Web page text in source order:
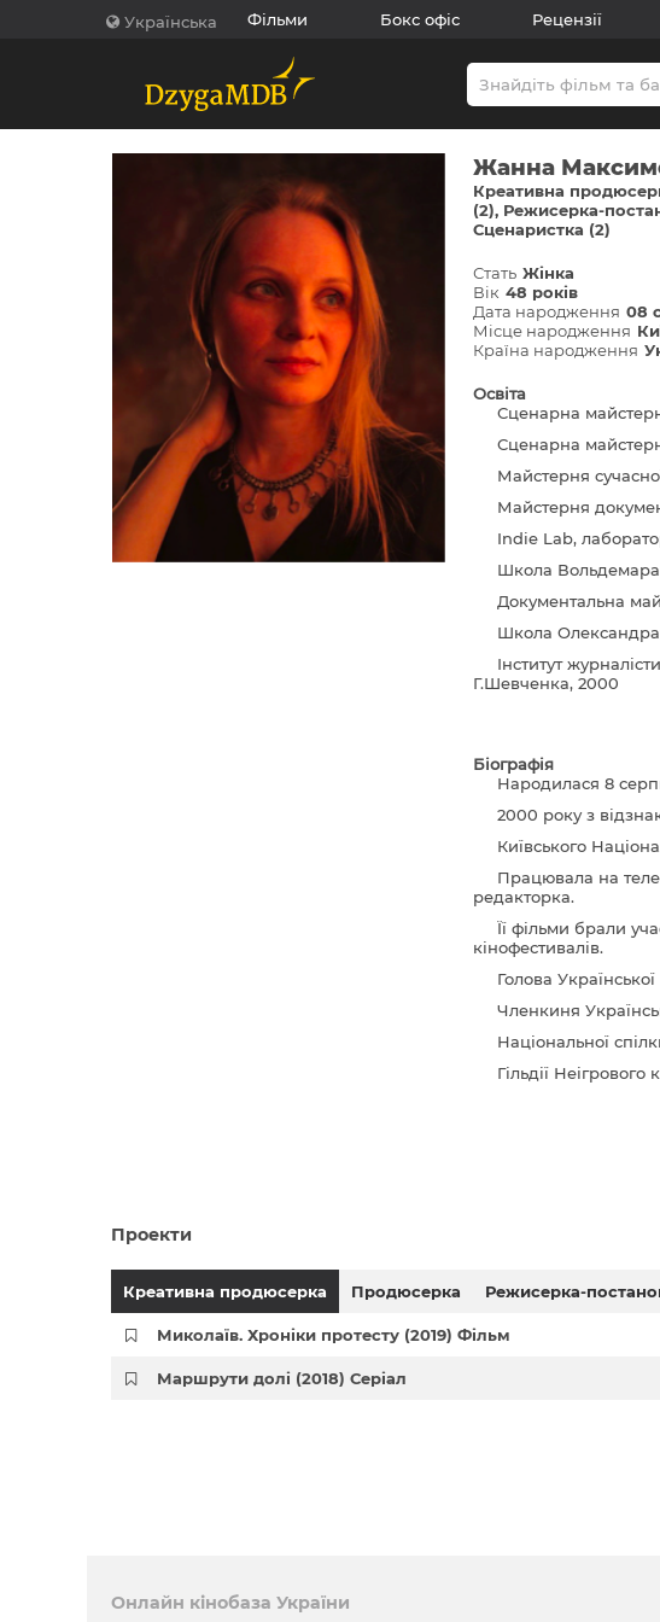
Українська Фільми Бокс офіс Рецензії
Жанна
Креативна
(2) Режисерка-
Сценаристка (2)
Стать Жінка
Вік 48 років
Дата народження 08
Місце народження
Країна народження
Освіта
Сценарна
Сценарна
Майстерня
Майстерня
Indie Lab,
Школа Вольдемара
Документальна
Школа Олександра
Інститут
Г.Шевченка, 2000
Біографія
Народилася 8
2000 року з
Київського
Працювала на
редакторка.
Її фільми брали
кінофестивалів.
Голова Української
Членкиня
Національної
Гільдії Неігрового
Проекти
Креативна продюсерка Продюсерка Режисерка-
Миколаїв. Хроніки протесту (2019) Фільм
Маршрути долі (2018) Серіал
Онлайн кінобаза України